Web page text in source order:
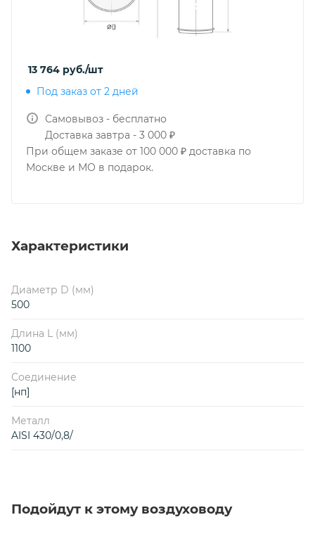
13 764 руб./шт
Под заказ от 2 дней
Самовывоз - бесплатно
Доставка завтра - 3 000 ₽
При общем заказе от 100 000 ₽ доставка по
Москве и МО в подарок.
Характеристики
Диаметр D (мм)
500
Длина L (мм)
1100
Соединение
[нп]
Металл
AISI 430/0,8/
Подойдут к этому воздуховоду